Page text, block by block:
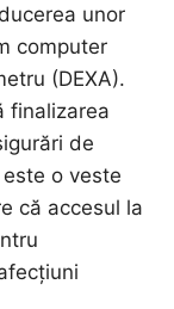
unor
computer
(DEXA).
finalizarea
de
o veste
că accesul la